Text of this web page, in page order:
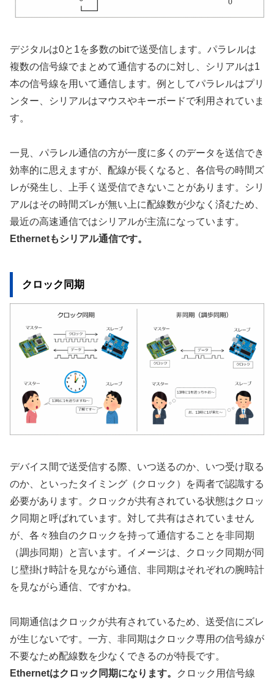
デジタルは0と1を多数のbitで送受信します。パラレルは
複数の信号線でまとめて通信するのに対し、シリアルは1
本の信号線を用いて通信します。例としてパラレルはプリ
ンター、シリアルはマウスやキーボードで利用されていま
す。
一見、パラレル通信の方が一度に多くのデータを送信でき
効率的に思えますが、配線が長くなると、各信号の時間ズ
レが発生し、上手く送受信できないことがあります。シリ
アルはその時間ズレが無い上に配線数が少なく済むため、
最近の高速通信ではシリアルが主流になっています。
Ethernetもシリアル通信です。
クロック同期
デバイス間で送受信する際、いつ送るのか、いつ受け取る
のか、といったタイミング（クロック）を両者で認識する
必要があります。クロックが共有されている状態はクロッ
ク同期と呼ばれています。対して共有はされていません
が、各々独自のクロックを持って通信することを非同期
（調歩同期）と言います。イメージは、クロック同期が同
じ壁掛け時計を見ながら通信、非同期はそれぞれの腕時計
を見ながら通信、ですかね。
同期通信はクロックが共有されているため、送受信にズレ
が生じないです。一方、非同期はクロック専用の信号線が
不要なため配線数を少なくできるのが特長です。
Ethernetはクロック同期になります。
クロック用信号線